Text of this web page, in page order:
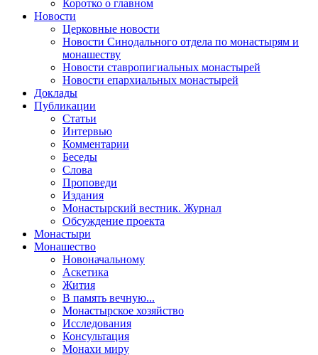
Коротко о главном
Новости
Церковные новости
Новости Синодального отдела по монастырям и
монашеству
Новости ставропигиальных монастырей
Новости епархиальных монастырей
Доклады
Публикации
Статьи
Интервью
Комментарии
Беседы
Слова
Проповеди
Издания
Монастырский вестник. Журнал
Обсуждение проекта
Монастыри
Монашество
Новоначальному
Аскетика
Жития
В память вечную...
Монастырское хозяйство
Исследования
Консультация
Монахи миру